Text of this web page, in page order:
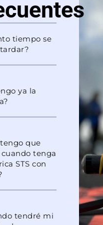
tiempo se
ya la
que
cuando tenga
STS con
tendré mi